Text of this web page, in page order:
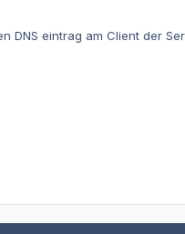
DNS eintrag am Client der